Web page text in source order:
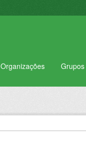
Organizações Grupos